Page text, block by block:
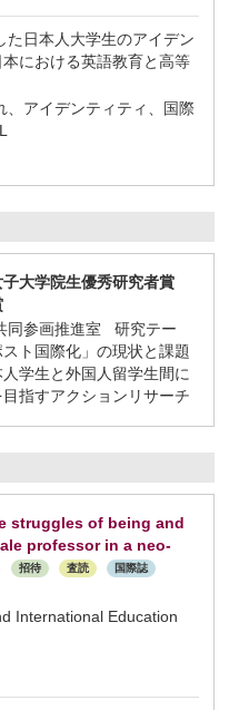
た日本人大学生のアイデン
における英語教育と高等
、アイデンティティ、国際
子大学院生優秀研究者賞
同参画推進室 研究テー
ト国際化」の現状と課題
学生と外国人留学生間に
指すアクションリサーチ
struggles of being and
professor in a neo-
招待 査読 国際誌
International Education